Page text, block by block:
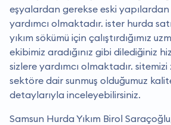
eşyalardan gerekse eski yapılardan
yardımcı olmaktadır. i̇ster hurda
yıkım sökümü için çalıştırdığımız
ekibimiz aradığınız gibi dilediğiniz
sizlere yardımcı olmaktadır.
sektöre dair sunmuş olduğumuz
detaylarıyla inceleyebilirsiniz.
Samsun Hurda Yıkım Birol